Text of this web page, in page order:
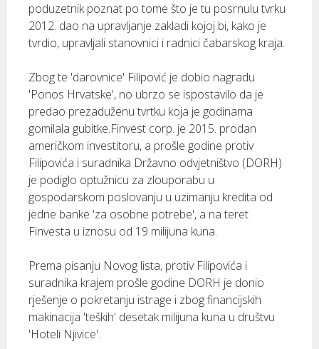
poduzetnik poznat po tome što je tu posrnulu tvrku
2012. dao na upravljanje zakladi kojoj bi, kako je
tvrdio, upravljali stanovnici i radnici čabarskog kraja.
Zbog te 'darovnice' Filipović je dobio nagradu
'Ponos Hrvatske', no ubrzo se ispostavilo da je
predao prezaduženu tvrtku koja je godinama
gomilala gubitke.Finvest corp. je 2015. prodan
američkom investitoru, a prošle godine protiv
Filipovića i suradnika Državno odvjetništvo (DORH)
je podiglo optužnicu za zlouporabu u
gospodarskom poslovanju u uzimanju kredita od
jedne banke 'za osobne potrebe', a na teret
Finvesta u iznosu od 19 milijuna kuna.
Prema pisanju Novog lista, protiv Filipovića i
suradnika krajem prošle godine DORH je donio
rješenje o pokretanju istrage i zbog financijskih
makinacija 'teških' desetak milijuna kuna u društvu
'Hoteli Njivice'.